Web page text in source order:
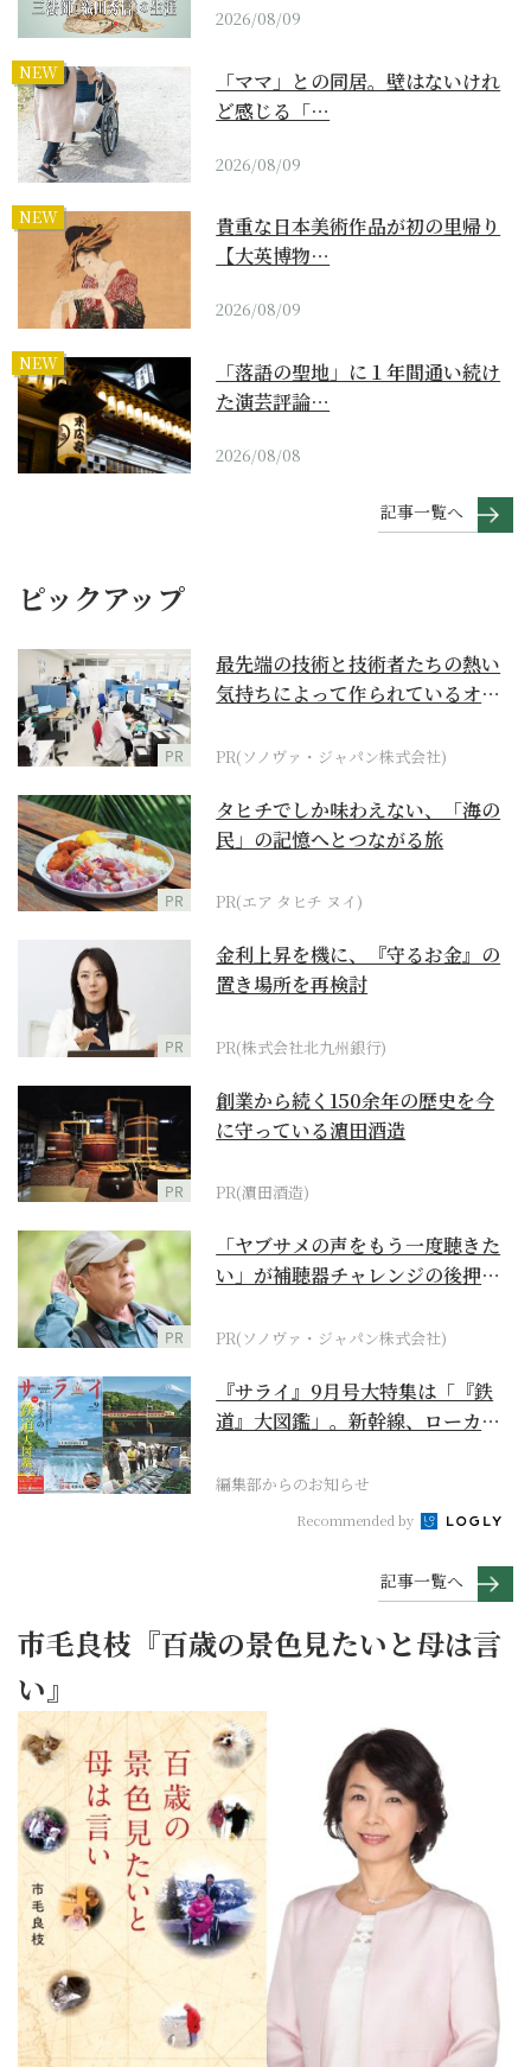
2026/08/09
NEW
「ママ」との同居。壁はないけれ
ど感じる「…
2026/08/09
NEW
貴重な日本美術作品が初の里帰り
【大英博物…
2026/08/09
NEW
「落語の聖地」に１年間通い続け
た演芸評論…
2026/08/08
記事一覧へ
ピックアップ
PR
最先端の技術と技術者たちの熱い
気持ちによって作られているオー
PR(ソノヴァ・ジャパン株式会社)
PR
タヒチでしか味わえない、「海の
民」の記憶へとつながる旅
PR(エア タヒチ ヌイ)
PR
金利上昇を機に、『守るお金』の
置き場所を再検討
PR(株式会社北九州銀行)
PR
創業から続く150余年の歴史を今
に守っている濵田酒造
PR(濵田酒造)
PR
「ヤブサメの声をもう一度聴きた
い」が補聴器チャレンジの後押し
PR(ソノヴァ・ジャパン株式会社)
『サライ』9月号大特集は「『鉄
道』大図鑑」。新幹線、ローカル
編集部からのお知らせ
Recommended by
記事一覧へ
市毛良枝『百歳の景色見たいと母は言
い』